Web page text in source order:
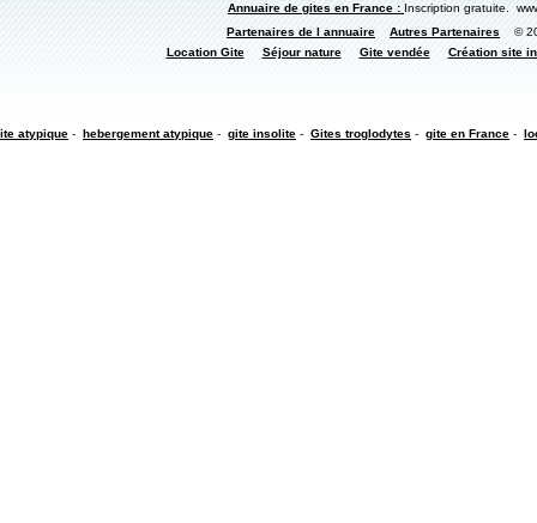
Annuaire de gites en France : Inscription gratuite.
Partenaires de l annuaire
Autres Partenaires ©
Location Gite
Séjour nature Gite vendée Création site
atypique - hebergement atypique - gite insolite - Gites troglodytes - gite en France -